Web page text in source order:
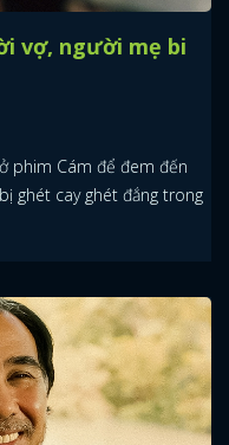
vợ, người mẹ bi
phim Cám để đem đến
ghét cay ghét đắng trong